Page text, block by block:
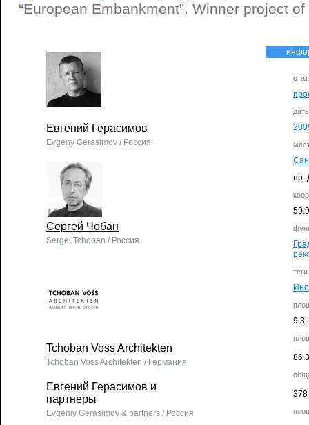
“European Embankment”. Winner project
пр.
теги
9,3
86
Евгений Герасимов
Evgeny Gerasimov / Россия
Сергей Чобан
Sergei Tchoban / Россия
Tchoban Voss Architekten
Tchoban Voss Architekten / Германия
Евгений Герасимов и
партнеры
Evgeniy Gerasimov & partners / Россия